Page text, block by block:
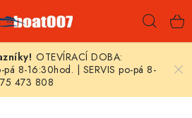
OTEVÍRACÍ DOBA:
pá 8-16:30hod. | SERVIS po-pá 8-
473 808